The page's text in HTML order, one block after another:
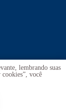
os direitos
lembrando suas
você